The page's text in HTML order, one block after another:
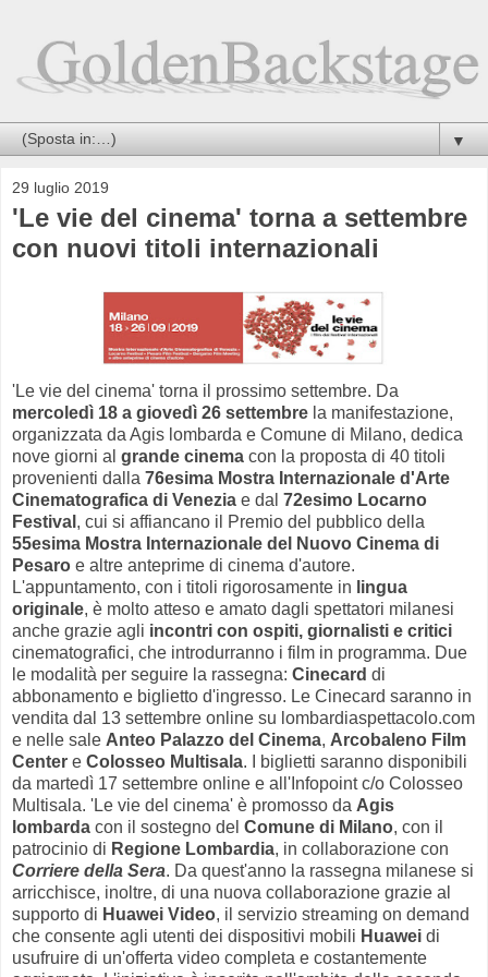
▼
29 luglio 2019
'Le vie del cinema' torna a settembre
con nuovi titoli internazionali
'Le vie del cinema' torna il prossimo settembre. Da
mercoledì 18 a giovedì 26 settembre la manifestazione,
organizzata da Agis lombarda e Comune di Milano, dedica
nove giorni al grande cinema con la proposta di 40 titoli
provenienti dalla 76esima Mostra Internazionale d'Arte
Cinematografica di Venezia e dal 72esimo Locarno
Festival , cui si affiancano il Premio del pubblico della
55esima Mostra Internazionale del Nuovo Cinema di
Pesaro e altre anteprime di cinema d'autore.
L'appuntamento, con i titoli rigorosamente in lingua
originale, è molto atteso e amato dagli spettatori milanesi
anche grazie agli incontri con ospiti, giornalisti e critici
cinematografici, che introdurranno i film in programma. Due
le modalità per seguire la rassegna: Cinecard di
abbonamento e biglietto d'ingresso. Le Cinecard saranno in
vendita dal 13 settembre online su lombardiaspettacolo.com
e nelle sale Anteo Palazzo del Cinema, Arcobaleno Film
Center e Colosseo Multisala. I biglietti saranno disponibili
da martedì 17 settembre online e all'Infopoint c/o Colosseo
Multisala. 'Le vie del cinema' è promosso da Agis
lombarda con il sostegno del Comune di Milano, con il
patrocinio di Regione Lombardia, in collaborazione con
Corriere della Sera. Da quest'anno la rassegna milanese si
arricchisce, inoltre, di una nuova collaborazione grazie al
supporto di Huawei Video, il servizio streaming on demand
che consente agli utenti dei dispositivi mobili Huawei di
usufruire di un'offerta video completa e costantemente